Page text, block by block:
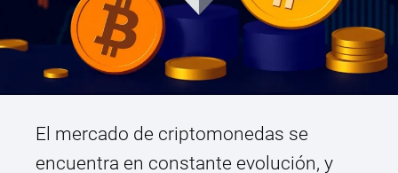
El mercado de criptomonedas se
encuentra en constante evolución, y